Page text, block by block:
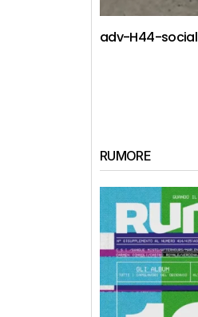
adv-H44-social
RUMORE